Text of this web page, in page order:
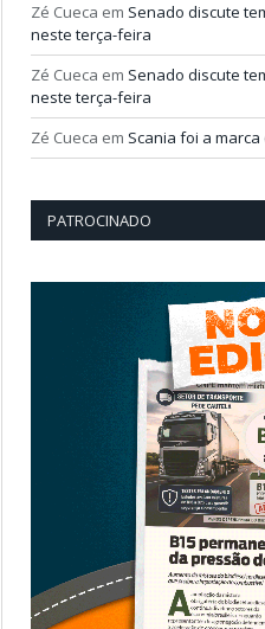
Zé Cueca em Senado discute
neste terça-feira
Zé Cueca em Senado discute
neste terça-feira
Zé Cueca em Scania foi a
PATROCINADO